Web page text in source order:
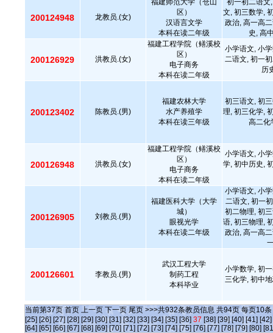
200124948 龙教员.(女)
福建师范大学（仓山
区）
汉语言文学
本科在读二年级
初一初二语文
文, 初三数学,
政治, 高一高
史, 高
200126929 洪教员.(女)
福建工程学院（鳝溪校
区）
电子商务
本科在读二年级
小学语文, 小
二语文, 初一
历
200123402 陈教员.(男)
福建农林大学
水产养殖学
本科在读三年级
初三语文, 初
理, 初三化学,
高二化
200126948 洪教员.(女)
福建工程学院（鳝溪校
区）
电子商务
本科在读二年级
小学语文, 小
学, 初中历史,
200126905 刘教员.(男)
福建医科大学（大学
城）
眼视光学
本科在读二年级
小学语文, 小
二语文, 初一
初二物理, 初
语, 初三物理,
政治, 高一高
200126601 李教员.(男)
武汉工程大学
制药工程
本科毕业
小学数学, 初
三化学, 初中
当前第37页 首页 上一页 下一页 尾页 >>>共932条教员信息 共94页 每页10条
[25] [26] [27] [28] [29] [30] [31] [32] [33] [34] [35] [36] 37 [38] [39] [40] [41] [42]
[64] [65] [66] [67] [68] [69] [70] [71] [72] [73] [74] [75] [76] [77] [78] [79] [80]